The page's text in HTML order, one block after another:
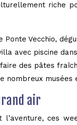
riche
Vecchio,
avec piscine
des pâtes
nombreux
air
ces